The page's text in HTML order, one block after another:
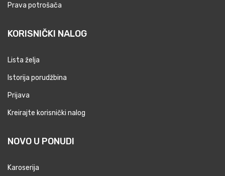
Prava potrošača
KORISNIČKI NALOG
Lista želja
Istorija porudžbina
Prijava
Kreirajte korisnički nalog
NOVO U PONUDI
Karoserija